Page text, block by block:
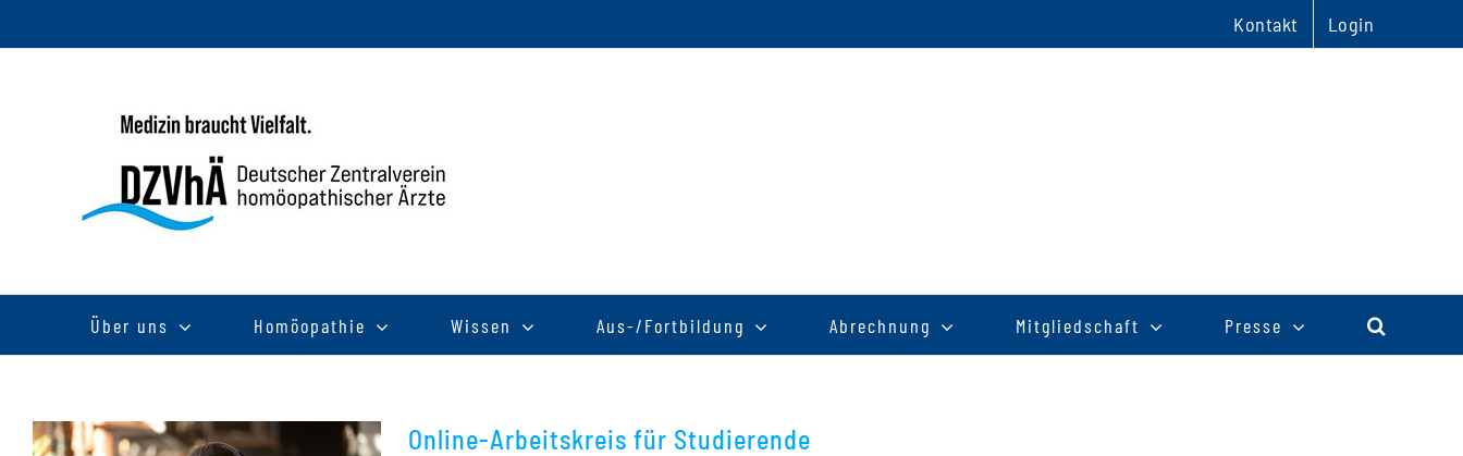
Inhalt
Kontakt Login
Über uns Homöopathie Wissen Aus-/Fortbildung Abrechnung Mitgliedschaft Presse
Online-Arbeitskreis für Studierende